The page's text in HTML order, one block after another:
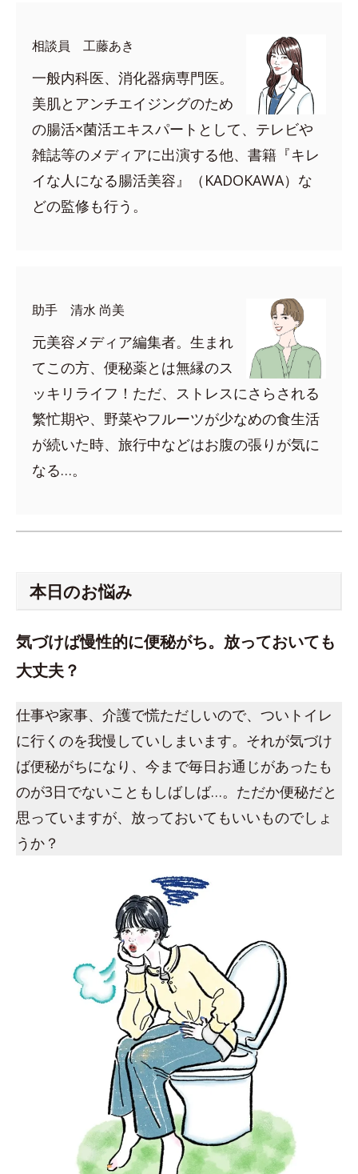
相談員 工藤あき
一般内科医、消化器病専門医。
美肌とアンチエイジングのため
の腸活×菌活エキスパートとして、テレビや
雑誌等のメディアに出演する他、書籍『キレ
イな人になる腸活美容』（KADOKAWA）な
どの監修も行う。
助手 清水 尚美
元美容メディア編集者。生まれ
てこの方、便秘薬とは無縁のス
ッキリライフ！ただ、ストレスにさらされる
繁忙期や、野菜やフルーツが少なめの食生活
が続いた時、旅行中などはお腹の張りが気に
なる…。
本日のお悩み
気づけば慢性的に便秘がち。放っておいても
大丈夫？
仕事や家事、介護で慌ただしいので、ついトイレ
に行くのを我慢していしまいます。それが気づけ
ば便秘がちになり、今まで毎日お通じがあったも
のが3日でないこともしばしば…。ただか便秘だと
思っていますが、放っておいてもいいものでしょ
うか？